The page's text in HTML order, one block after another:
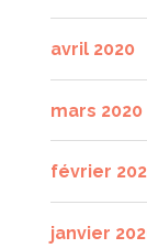
avril 2020
mars 2020
février
janvier